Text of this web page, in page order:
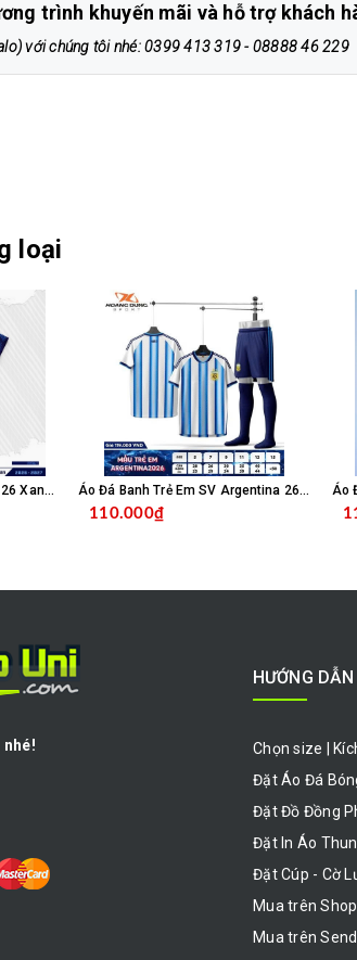
trình khuyến mãi và hỗ trợ khách
với chúng tôi nhé: 0399 413 319 - 08888 46 229
loại
Áo Đá Banh Trẻ Em HD Pháp 26 Xanh Đen Áo Đá Banh Trẻ Em SV Argentina 26/27 - Xanh Sọc Trắng
110.000₫
HƯỚNG DẪN
Chọn size |
Đặt Áo Đá
Đặt Đồ Đồng
Đặt In Áo Thun
Đặt Cúp - Cờ
Mua trên
Mua trên